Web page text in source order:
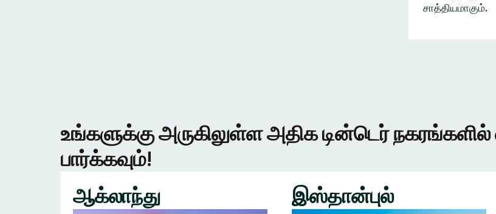
சாத்தியமாகும்.
உங்களுக்கு அருகிலுள்ள அதிக டின்டெர்
பார்க்கவும்!
ஆக்லாந்து
இஸ்தான்புல்